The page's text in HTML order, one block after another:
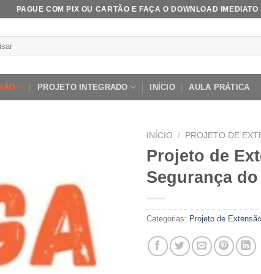
PAGUE COM PIX OU CARTÃO E FAÇA O DOWNLOAD IMEDIATO
PROJETO INTEGRADO INÍCIO AULA PRÁTICA
INÍCIO / PROJETO DE
Projeto de
Segurança
Categorias: Projeto de Extensão